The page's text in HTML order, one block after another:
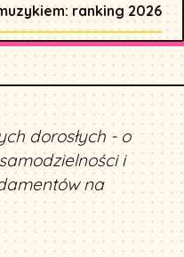
ranking 2026
dorosłych - o
i
na